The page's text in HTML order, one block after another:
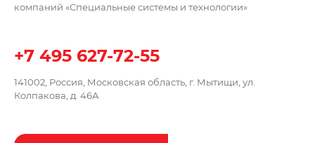
компаний «Специальные системы и технологии»
+7 495 627-72-55
141002, Россия, Московская область, г. Мытищи, ул.
Колпакова, д. 46А